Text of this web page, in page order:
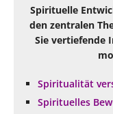
Spirituelle
den zentralen
Sie vertiefende
Spiritualität
Spirituelles